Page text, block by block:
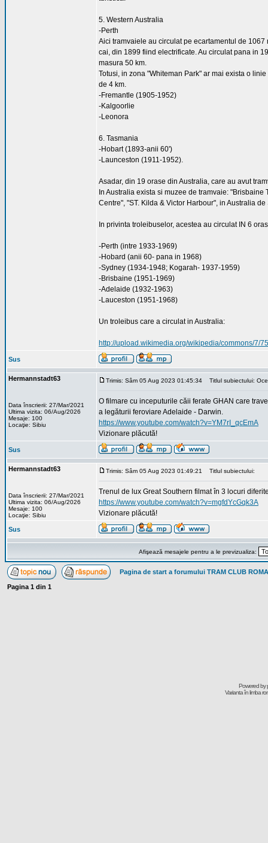
5. Western Australia
-Perth
Aici tramvaiele au circulat pe ecartamentul de 1067
cai, din 1899 fiind electrificate. Au circulat pana in
masura 50 km.
Totusi, in zona "Whiteman Park" ar mai exista o
de 4 km.
-Fremantle (1905-1952)
-Kalgoorlie
-Leonora
6. Tasmania
-Hobart (1893-anii 60')
-Launceston (1911-1952).
Asadar, din 19 orase din Australia, care au avut
In Australia exista si muzee de tramvaie:
Centre", "ST. Kilda & Victor Harbour", in Australia
In privinta troleibuselor, acestea au circulat IN 6
-Perth (intre 1933-1969)
-Hobard (anii 60- pana in 1968)
-Sydney (1934-1948; Kogarah- 1937-1959)
-Brisbaine (1951-1969)
-Adelaide (1932-1963)
-Lauceston (1951-1968)
Un troleibus care a circulat in Australia:
http://upload.wikimedia.org/wikipedia/commons/7/
Sus
Hermannstadt63
Data înscrierii: 27/Mar/2021
Ultima vizita: 06/Aug/2026
Mesaje: 100
Locaţie: Sibiu
Trimis: Sâm 05 Aug 2023 01:45:34 Titlul subiectului:
O filmare cu inceputurile căii ferate GHAN care
a legăturii feroviare Adelaide - Darwin.
https://www.youtube.com/watch?v=YM7rI_qcEmA
Vizionare plăcută!
Sus
Hermannstadt63
Data înscrierii: 27/Mar/2021
Ultima vizita: 06/Aug/2026
Mesaje: 100
Locaţie: Sibiu
Trimis: Sâm 05 Aug 2023 01:49:21 Titlul subiectului:
Trenul de lux Great Southern filmat în 3 locuri
https://www.youtube.com/watch?v=mgfdYcGqk3A
Vizionare plăcută!
Sus
Afişează mesajele pentru a le previzualiza:
Pagina de start a forumului TRAM CLUB
Pagina 1 din 1
Powered by
Varianta în limba